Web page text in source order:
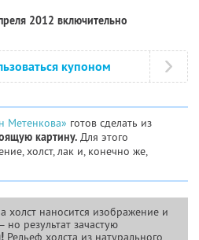
2012 включительно
купоном
Метенкова» готов сделать из
картину. Для этого
холст, лак и, конечно же,
холст наносится изображение и
но результат зачастую
Рельеф холста из натурального